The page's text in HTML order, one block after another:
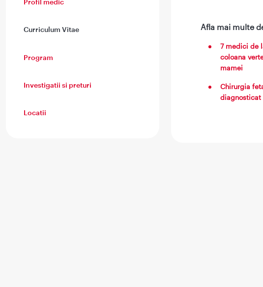
Profil medic
Curriculum Vitae
Program
Investigatii si preturi
Locatii
Afla mai multe
7 medici de
coloana
mamei
Chirurgia
diagnosticat